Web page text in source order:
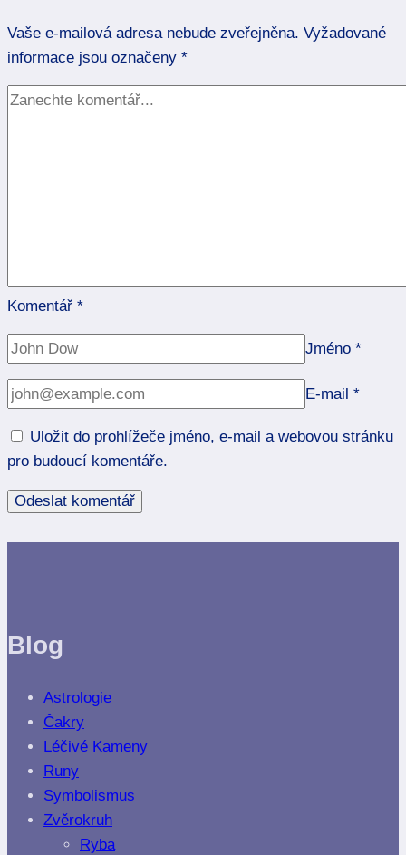
Vaše e-mailová adresa nebude zveřejněna. Vyžadované
informace jsou označeny *
Komentář *
Jméno *
E-mail *
Uložit do prohlížeče jméno, e-mail a webovou stránku
pro budoucí komentáře.
Blog
Astrologie
Čakry
Léčivé Kameny
Runy
Symbolismus
Zvěrokruh
Ryba